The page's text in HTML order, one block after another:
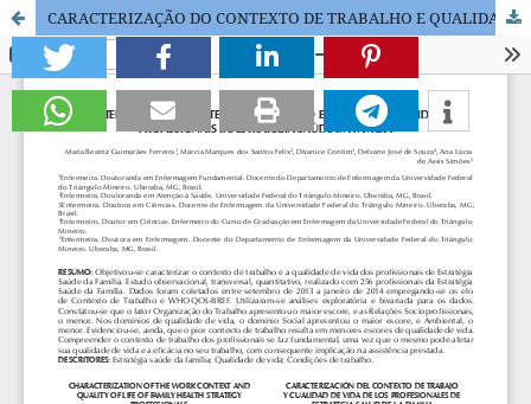
CARACTERIZAÇÃO DO CONTEXTO DE TRABALHO E QUALIDADE DE VIDA DOS PROFISSIONAIS DA ESTRATÉGIA SAÚDE DA FAMÍLIA